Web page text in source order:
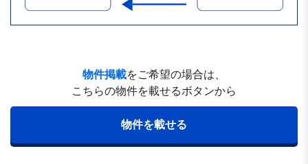
物件掲載をご希望の場合は、
こちらの物件を載せるボタンから
物件を載せる